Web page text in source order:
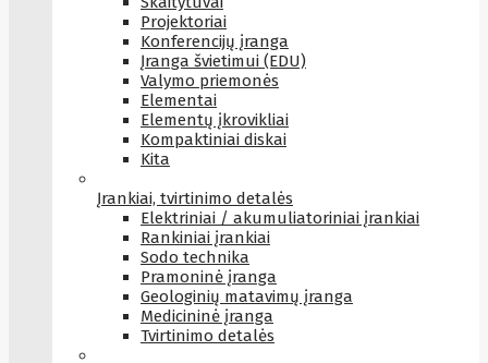
Projektoriai
Konferencijų įranga
Įranga švietimui (EDU)
Valymo priemonės
Elementai
Elementų įkrovikliai
Kompaktiniai diskai
Kita
Įrankiai, tvirtinimo detalės
Elektriniai / akumuliatoriniai įrankiai
Rankiniai įrankiai
Sodo technika
Pramoninė įranga
Geologinių matavimų įranga
Medicininė įranga
Tvirtinimo detalės